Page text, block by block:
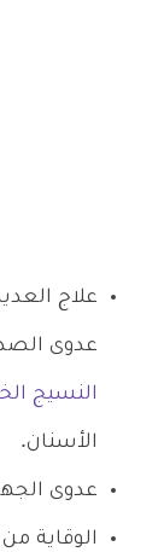
علاج
عدوى
النسيج
الأسنان.
عدوى
الوقاية